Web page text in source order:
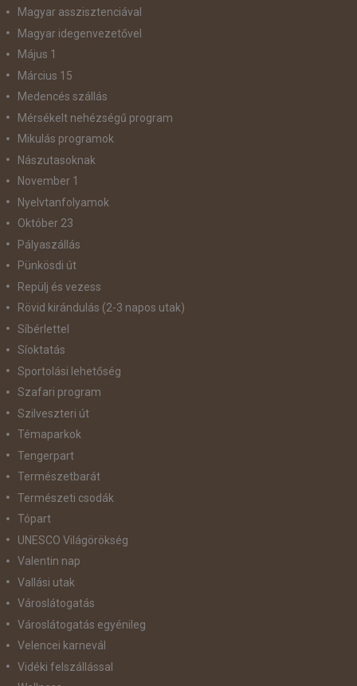
Magyar asszisztenciával
Magyar idegenvezetővel
Május 1
Március 15
Medencés szállás
Mérsékelt nehézségű program
Mikulás programok
Nászutasoknak
November 1
Nyelvtanfolyamok
Október 23
Pályaszállás
Pünkösdi út
Repülj és vezess
Rövid kirándulás (2-3 napos utak)
Síbérlettel
Síoktatás
Sportolási lehetőség
Szafari program
Szilveszteri út
Témaparkok
Tengerpart
Természetbarát
Természeti csodák
Tópart
UNESCO Világörökség
Valentin nap
Vallási utak
Városlátogatás
Városlátogatás egyénileg
Velencei karnevál
Vidéki felszállással